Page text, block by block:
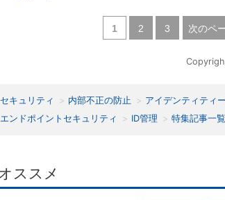
1 2 3 次のペ
セキュリティ 内部不正の防止 アイデンティティ
エンドポイントセキュリティ ID管理 特集記事一覧